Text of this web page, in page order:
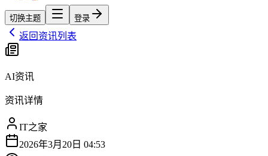
切换主题 登录
返回资讯列表
AI资讯
资讯详情
IT之家
2026年3月20日 04:53